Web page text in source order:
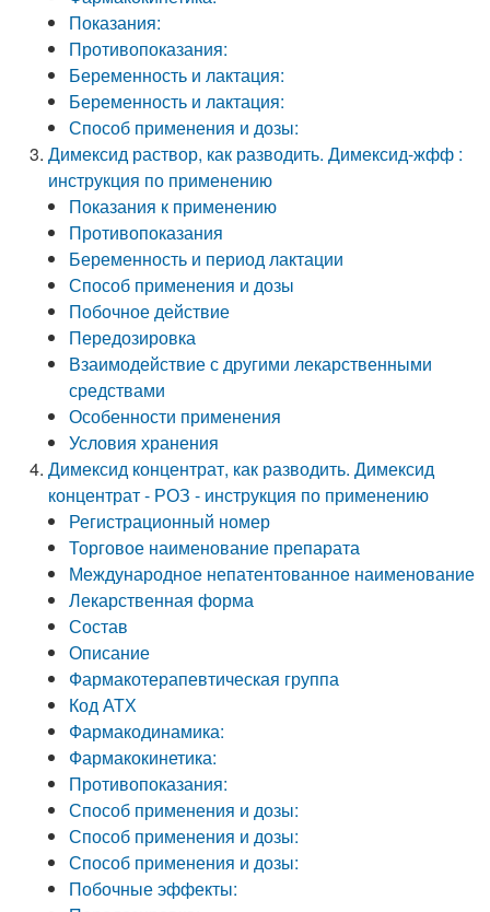
Показания:
Противопоказания:
Беременность и лактация:
Беременность и лактация:
Способ применения и дозы:
Димексид раствор, как разводить. Димексид-жфф :
инструкция по применению
Показания к применению
Противопоказания
Беременность и период лактации
Способ применения и дозы
Побочное действие
Передозировка
Взаимодействие с другими лекарственными
средствами
Особенности применения
Условия хранения
Димексид концентрат, как разводить. Димексид
концентрат - РОЗ - инструкция по применению
Регистрационный номер
Торговое наименование препарата
Международное непатентованное наименование
Лекарственная форма
Состав
Описание
Фармакотерапевтическая группа
Код АТХ
Фармакодинамика:
Фармакокинетика:
Противопоказания:
Способ применения и дозы:
Способ применения и дозы:
Способ применения и дозы:
Побочные эффекты: